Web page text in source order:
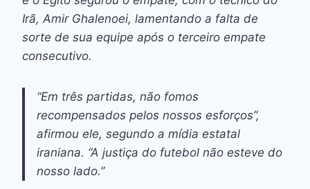
Irã, Amir Ghalenoei, lamentando a falta de
sorte de sua equipe após o terceiro empate
consecutivo.
“Em três partidas, não fomos
recompensados pelos nossos esforços”,
afirmou ele, segundo a mídia estatal
iraniana. “A justiça do futebol não esteve do
nosso lado.”